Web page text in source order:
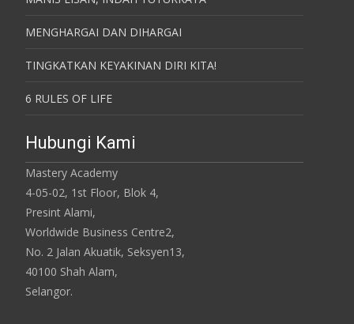
MENGHARGAI DAN DIHARGAI
TINGKATKAN KEYAKINAN DIRI KITA!
6 RULES OF LIFE
Hubungi Kami
Mastery Academy
4-05-02, 1st Floor, Blok 4,
Presint Alami,
Worldwide Business Centre2,
No. 2 Jalan Akuatik, Seksyen13,
40100 Shah Alam,
Selangor.